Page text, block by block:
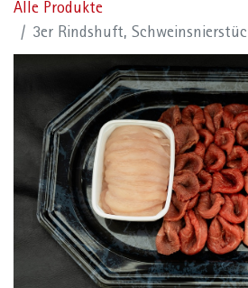
Alle Produkte
3er Rindshuft,